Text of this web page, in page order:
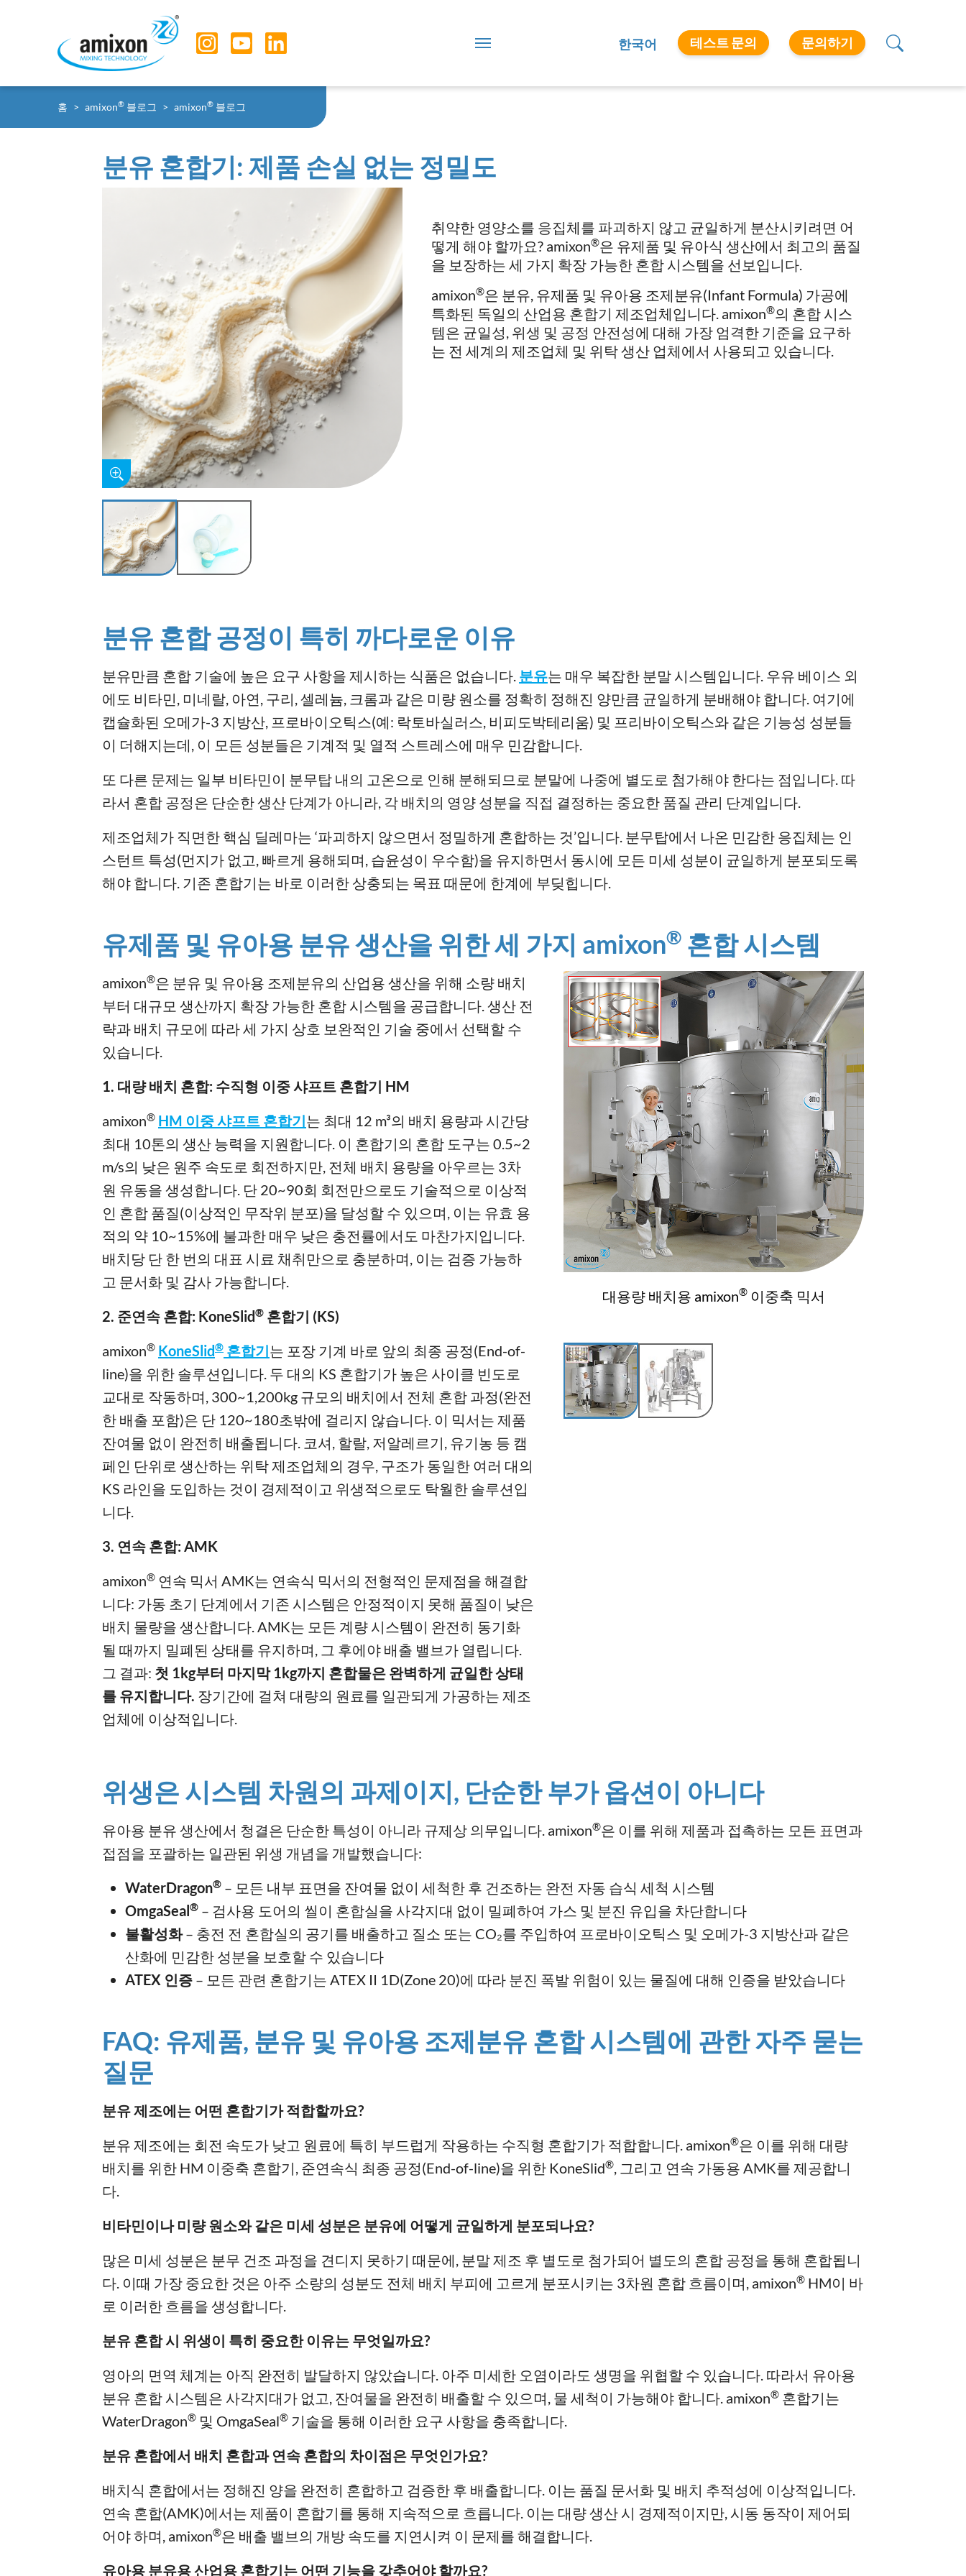
한국어 테스트 문의 문의하기
You are here:
홈 amixon® 블로그 amixon® 블로그
분유 혼합기: 제품 손실 없는 정밀도
취약한 영양소를 응집체를 파괴하지 않고 균일하게 분산시키려면 어
떻게 해야 할까요? amixon®은 유제품 및 유아식 생산에서 최고의 품질
을 보장하는 세 가지 확장 가능한 혼합 시스템을 선보입니다.
amixon®은 분유, 유제품 및 유아용 조제분유(Infant Formula) 가공에
특화된 독일의 산업용 혼합기 제조업체입니다. amixon®의 혼합 시스
템은 균일성, 위생 및 공정 안전성에 대해 가장 엄격한 기준을 요구하
는 전 세계의 제조업체 및 위탁 생산 업체에서 사용되고 있습니다.
분유 혼합 공정이 특히 까다로운 이유
분유만큼 혼합 기술에 높은 요구 사항을 제시하는 식품은 없습니다. 분유는 매우 복잡한 분말 시스템입니다. 우유 베이스 외
에도 비타민, 미네랄, 아연, 구리, 셀레늄, 크롬과 같은 미량 원소를 정확히 정해진 양만큼 균일하게 분배해야 합니다. 여기에
캡슐화된 오메가-3 지방산, 프로바이오틱스(예: 락토바실러스, 비피도박테리움) 및 프리바이오틱스와 같은 기능성 성분들
이 더해지는데, 이 모든 성분들은 기계적 및 열적 스트레스에 매우 민감합니다.
또 다른 문제는 일부 비타민이 분무탑 내의 고온으로 인해 분해되므로 분말에 나중에 별도로 첨가해야 한다는 점입니다. 따
라서 혼합 공정은 단순한 생산 단계가 아니라, 각 배치의 영양 성분을 직접 결정하는 중요한 품질 관리 단계입니다.
제조업체가 직면한 핵심 딜레마는 ‘파괴하지 않으면서 정밀하게 혼합하는 것’입니다. 분무탑에서 나온 민감한 응집체는 인
스턴트 특성(먼지가 없고, 빠르게 용해되며, 습윤성이 우수함)을 유지하면서 동시에 모든 미세 성분이 균일하게 분포되도록
해야 합니다. 기존 혼합기는 바로 이러한 상충되는 목표 때문에 한계에 부딪힙니다.
유제품 및 유아용 분유 생산을 위한 세 가지 amixon® 혼합 시스템
amixon®은 분유 및 유아용 조제분유의 산업용 생산을 위해 소량 배치
부터 대규모 생산까지 확장 가능한 혼합 시스템을 공급합니다. 생산 전
략과 배치 규모에 따라 세 가지 상호 보완적인 기술 중에서 선택할 수
있습니다.
1. 대량 배치 혼합: 수직형 이중 샤프트 혼합기 HM
amixon® HM 이중 샤프트 혼합기는 최대 12 m³의 배치 용량과 시간당
최대 10톤의 생산 능력을 지원합니다. 이 혼합기의 혼합 도구는 0.5~2
m/s의 낮은 원주 속도로 회전하지만, 전체 배치 용량을 아우르는 3차
원 유동을 생성합니다. 단 20~90회 회전만으로도 기술적으로 이상적
인 혼합 품질(이상적인 무작위 분포)을 달성할 수 있으며, 이는 유효 용
적의 약 10~15%에 불과한 매우 낮은 충전률에서도 마찬가지입니다.
배치당 단 한 번의 대표 시료 채취만으로 충분하며, 이는 검증 가능하
고 문서화 및 감사 가능합니다.
2. 준연속 혼합: KoneSlid® 혼합기 (KS)
amixon® KoneSlid® 혼합기는 포장 기계 바로 앞의 최종 공정(End-of-
line)을 위한 솔루션입니다. 두 대의 KS 혼합기가 높은 사이클 빈도로
교대로 작동하며, 300~1,200kg 규모의 배치에서 전체 혼합 과정(완전
한 배출 포함)은 단 120~180초밖에 걸리지 않습니다. 이 믹서는 제품
잔여물 없이 완전히 배출됩니다. 코셔, 할랄, 저알레르기, 유기농 등 캠
페인 단위로 생산하는 위탁 제조업체의 경우, 구조가 동일한 여러 대의
KS 라인을 도입하는 것이 경제적이고 위생적으로도 탁월한 솔루션입
니다.
3. 연속 혼합: AMK
amixon® 연속 믹서 AMK는 연속식 믹서의 전형적인 문제점을 해결합
니다: 가동 초기 단계에서 기존 시스템은 안정적이지 못해 품질이 낮은
배치 물량을 생산합니다. AMK는 모든 계량 시스템이 완전히 동기화
될 때까지 밀폐된 상태를 유지하며, 그 후에야 배출 밸브가 열립니다.
그 결과: 첫 1kg부터 마지막 1kg까지 혼합물은 완벽하게 균일한 상태
를 유지합니다. 장기간에 걸쳐 대량의 원료를 일관되게 가공하는 제조
업체에 이상적입니다.
대용량 배치용 amixon®이중축 믹서
위생은 시스템 차원의 과제이지, 단순한 부가 옵션이 아니다
유아용 분유 생산에서 청결은 단순한 특성이 아니라 규제상 의무입니다. amixon®은 이를 위해 제품과 접촉하는 모든 표면과
접점을 포괄하는 일관된 위생 개념을 개발했습니다:
WaterDragon® – 모든 내부 표면을 잔여물 없이 세척한 후 건조하는 완전 자동 습식 세척 시스템
OmgaSeal® – 검사용 도어의 씰이 혼합실을 사각지대 없이 밀폐하여 가스 및 분진 유입을 차단합니다
불활성화– 충전 전 혼합실의 공기를 배출하고 질소 또는 CO₂를 주입하여 프로바이오틱스 및 오메가-3 지방산과 같은
산화에 민감한 성분을 보호할 수 있습니다
ATEX 인증 – 모든 관련 혼합기는 ATEX II 1D(Zone 20)에 따라 분진 폭발 위험이 있는 물질에 대해 인증을 받았습니다
FAQ: 유제품, 분유 및 유아용 조제분유 혼합 시스템에 관한 자주 묻는
질문
분유 제조에는 어떤 혼합기가 적합할까요?
분유 제조에는 회전 속도가 낮고 원료에 특히 부드럽게 작용하는 수직형 혼합기가 적합합니다. amixon®은 이를 위해 대량
배치를 위한 HM 이중축 혼합기, 준연속식 최종 공정(End-of-line)을 위한 KoneSlid®, 그리고 연속 가동용 AMK를 제공합니
다.
비타민이나 미량 원소와 같은 미세 성분은 분유에 어떻게 균일하게 분포되나요?
많은 미세 성분은 분무 건조 과정을 견디지 못하기 때문에, 분말 제조 후 별도로 첨가되어 별도의 혼합 공정을 통해 혼합됩니
다. 이때 가장 중요한 것은 아주 소량의 성분도 전체 배치 부피에 고르게 분포시키는 3차원 혼합 흐름이며, amixon® HM이 바
로 이러한 흐름을 생성합니다.
분유 혼합 시 위생이 특히 중요한 이유는 무엇일까요?
영아의 면역 체계는 아직 완전히 발달하지 않았습니다. 아주 미세한 오염이라도 생명을 위협할 수 있습니다. 따라서 유아용
분유 혼합 시스템은 사각지대가 없고, 잔여물을 완전히 배출할 수 있으며, 물 세척이 가능해야 합니다. amixon® 혼합기는
WaterDragon® 및 OmgaSeal® 기술을 통해 이러한 요구 사항을 충족합니다.
분유 혼합에서 배치 혼합과 연속 혼합의 차이점은 무엇인가요?
배치식 혼합에서는 정해진 양을 완전히 혼합하고 검증한 후 배출합니다. 이는 품질 문서화 및 배치 추적성에 이상적입니다.
연속 혼합(AMK)에서는 제품이 혼합기를 통해 지속적으로 흐릅니다. 이는 대량 생산 시 경제적이지만, 시동 동작이 제어되
어야 하며, amixon®은 배출 밸브의 개방 속도를 지연시켜 이 문제를 해결합니다.
유아용 분유용 산업용 혼합기는 어떤 기능을 갖추어야 할까요?